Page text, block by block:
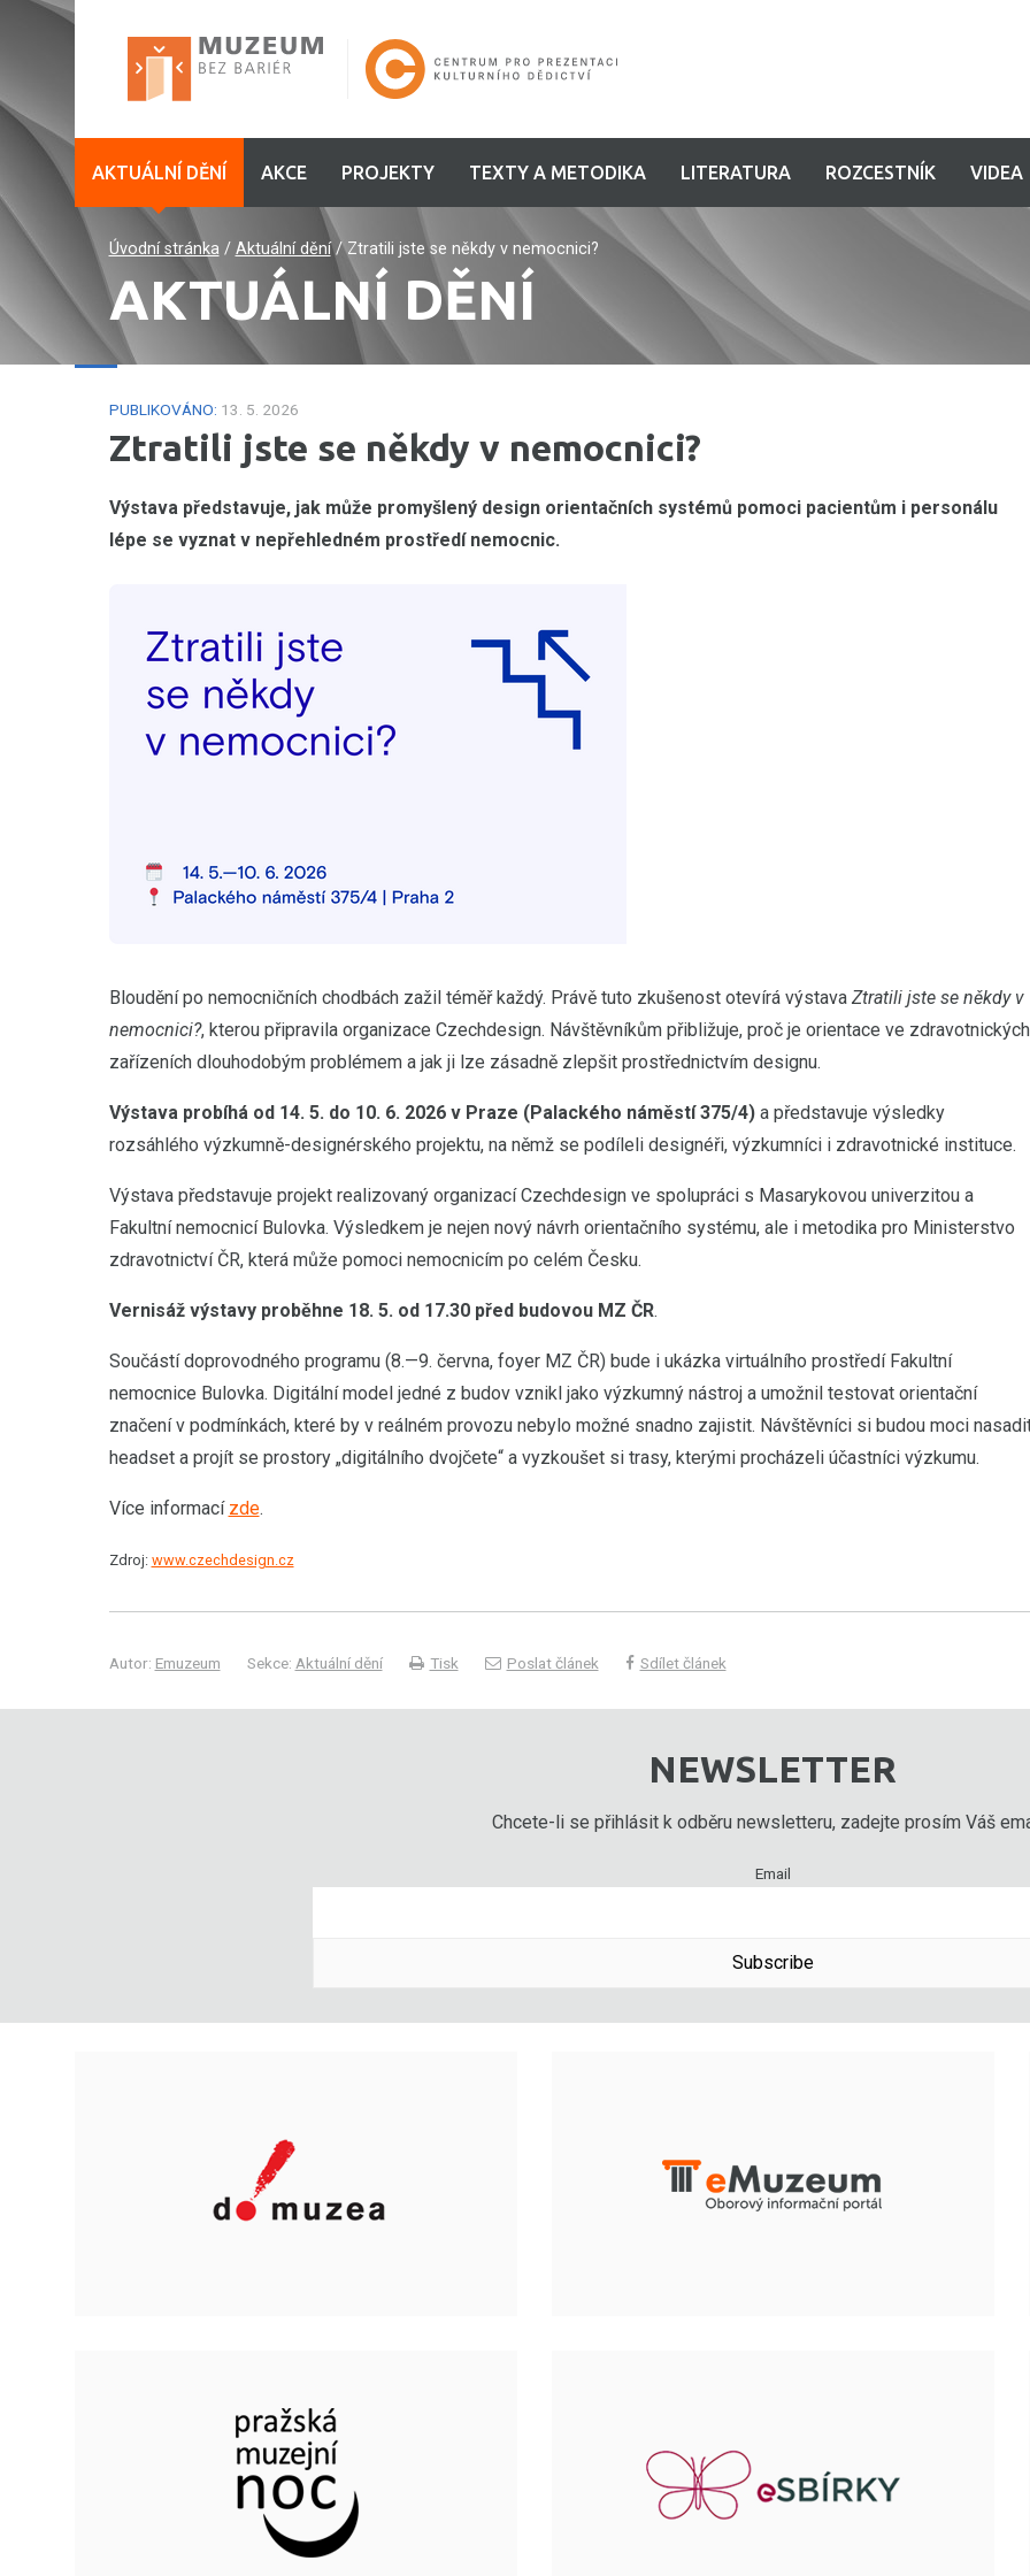
AKTUÁLNÍ DĚNÍ AKCE PROJEKTY TEXTY A METODIKA LITERATURA ROZCESTNÍK VIDEA
Úvodní stránka/ Aktuální dění/Ztratili jste se někdy v nemocnici?
AKTUÁLNÍ DĚNÍ
PUBLIKOVÁNO: 13. 5. 2026
Ztratili jste se někdy v nemocnici?
Výstava představuje, jak může promyšlený design orientačních systémů pomoci pacientům i personálu
lépe se vyznat v nepřehledném prostředí nemocnic.
Bloudění po nemocničních chodbách zažil téměř každý. Právě tuto zkušenost otevírá výstava Ztratili jste se někdy v
nemocnici?, kterou připravila organizace Czechdesign. Návštěvníkům přibližuje, proč je orientace ve zdravotnických
zařízeních dlouhodobým problémem a jak ji lze zásadně zlepšit prostřednictvím designu.
Výstava probíhá od 14. 5. do 10. 6. 2026 v Praze (Palackého náměstí 375/4)a představuje výsledky
rozsáhlého výzkumně-designérského projektu, na němž se podíleli designéři, výzkumníci i zdravotnické instituce.
Výstava představuje projekt realizovaný organizací Czechdesign ve spolupráci s Masarykovou univerzitou a
Fakultní nemocnicí Bulovka. Výsledkem je nejen nový návrh orientačního systému, ale i metodika pro Ministerstvo
zdravotnictví ČR, která může pomoci nemocnicím po celém Česku.
Vernisáž výstavy proběhne 18. 5. od 17.30 před budovou MZ ČR.
Součástí doprovodného programu (8.—9. června, foyer MZ ČR) bude i ukázka virtuálního prostředí Fakultní
nemocnice Bulovka. Digitální model jedné z budov vznikl jako výzkumný nástroj a umožnil testovat orientační
značení v podmínkách, které by v reálném provozu nebylo možné snadno zajistit. Návštěvníci si budou moci
headset a projít se prostory „digitálního dvojčete“ a vyzkoušet si trasy, kterými procházeli účastníci výzkumu.
Více informací zde.
Zdroj: www.czechdesign.cz
Autor: Emuzeum Sekce: Aktuální dění Tisk Poslat článek Sdílet článek
NEWSLETTER
Chcete-li se přihlásit k odběru newsletteru, zadejte prosím Váš
Email
Subscribe